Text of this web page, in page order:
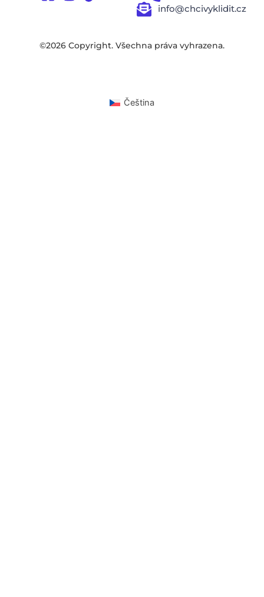
info@chcivyklidit.cz
©2026 Copyright. Všechna práva vyhrazena.
Čeština